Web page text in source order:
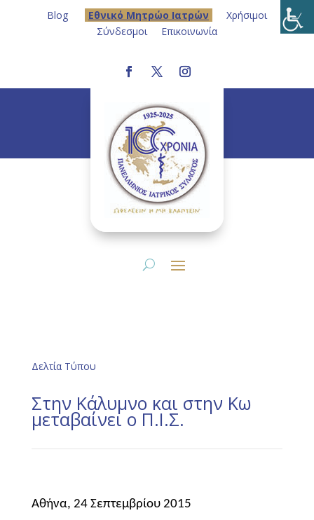
Blog Eθνικό Μητρώο Ιατρών
Χρήσιμοι
Σύνδεσμοι
Επικοινωνία
Δελτία Τύπου
Στην Κάλυμνο και στην Κω
μεταβαίνει ο Π.Ι.Σ.
Αθήνα, 24 Σεπτεμβρίου 2015